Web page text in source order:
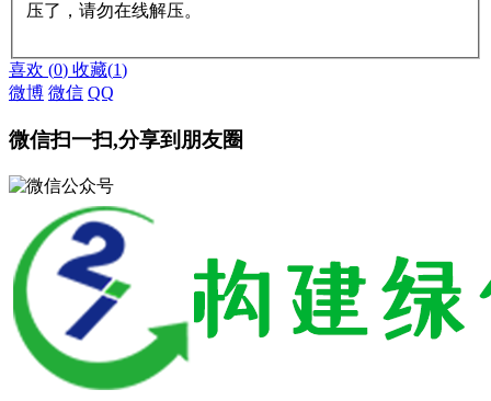
压了，请勿在线解压。
喜欢 (0) 收藏(1)
微博 微信 QQ
微信扫一扫,分享到朋友圈